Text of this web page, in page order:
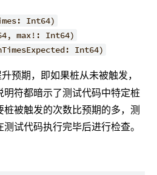
Int64)
max!: Int64)
Int64)
预期，即如果桩从未被触发，
符都暗示了测试代码中特定桩
被触发的次数比预期的多，测
试代码执行完毕后进行检查。